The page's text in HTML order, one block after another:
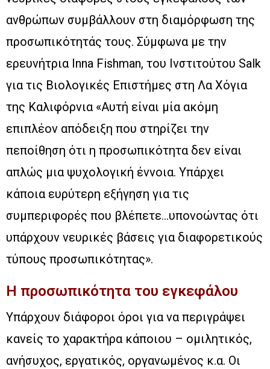
ανθρώπων συμβάλλουν στη διαμόρφωση της
προσωπικότητάς τους. Σύμφωνα με την
ερευνήτρια Inna Fishman, του Ινστιτούτου Salk
για τις Βιολογικές Επιστήμες στη Λα Χόγια
της Καλιφόρνια «Αυτή είναι μία ακόμη
επιπλέον απόδειξη που στηρίζει την
πεποίθηση ότι η προσωπικότητα δεν είναι
απλώς μια ψυχολογική έννοια. Υπάρχει
κάποια ευρύτερη εξήγηση για τις
συμπεριφορές που βλέπετε…υπονοώντας ότι
υπάρχουν νευρικές βάσεις για διαφορετικούς
τύπους προσωπικότητας».
Η προσωπικότητα του εγκεφάλου
Υπάρχουν διάφοροι όροι για να περιγράψει
κανείς το χαρακτήρα κάποιου – ομιλητικός,
ανήσυχος, εργατικός, οργανωμένος κ.α. Οι